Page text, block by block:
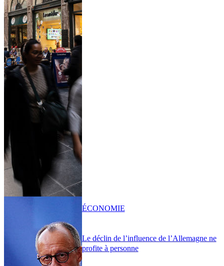
Le déclin de l’influence de l’Allemagne ne
profite à personne
ÉCONOMIE